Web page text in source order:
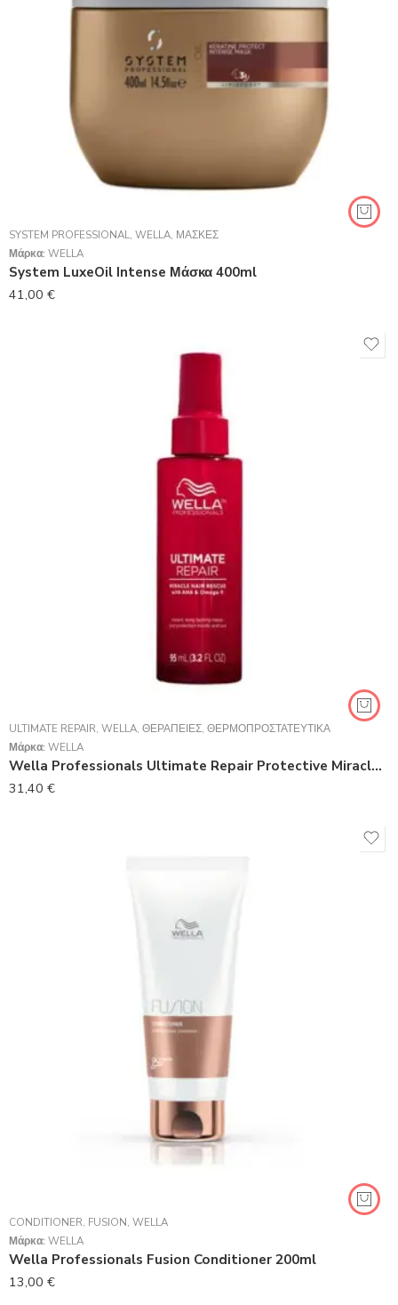
SYSTEM PROFESSIONAL, WELLA, ΜΆΣΚΕΣ
Μάρκα: WELLA
System LuxeOil Intense Μάσκα 400ml
41,00 €
ULTIMATE REPAIR, WELLA, ΘΕΡΑΠΕΊΕΣ, ΘΕΡΜΟΠΡΟΣΤΑΤΕΥΤΙΚΆ
Μάρκα: WELLA
Wella Professionals Ultimate Repair Protective Miracle Rescue 95ml
31,40 €
CONDITIONER, FUSION, WELLA
Μάρκα: WELLA
Wella Professionals Fusion Conditioner 200ml
13,00 €